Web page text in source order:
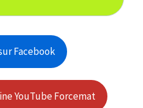
Facebook
YouTube Forcemat